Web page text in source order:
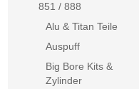
851 / 888
Alu & Titan Teile
Auspuff
Big Bore Kits &
Zylinder